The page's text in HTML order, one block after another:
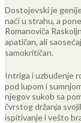
Dostojevski je
naći u strahu, a
Romanoviča
apatičan, ali
samokritičan.
Intriga i uzbuđenje
pod lupom i
njegov sukob sa
čvrstog držanja
ispitivanje i vešto